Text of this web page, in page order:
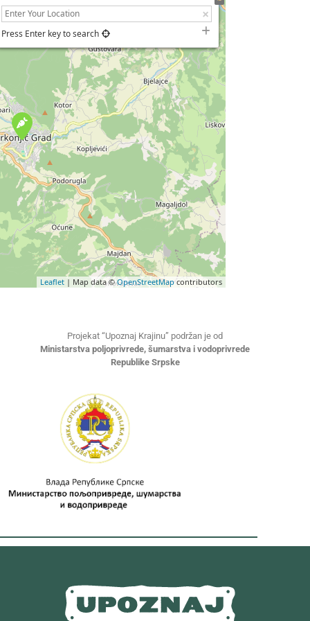
Press Enter key to search
Leaflet | Map data ©OpenStreetMapcontributors
Projekat “Upoznaj Krajinu” podržan je od
Ministarstva poljoprivrede, šumarstva i vodoprivrede
Republike Srpske